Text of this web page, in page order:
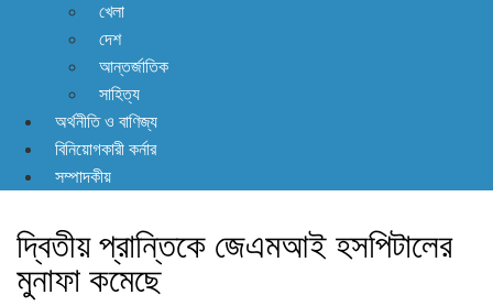
খেলা
দেশ
আন্তর্জাতিক
সাহিত্য
অর্থনীতি ও বাণিজ্য
বিনিয়োগকারী কর্নার
সম্পাদকীয়
দ্বিতীয় প্রান্তিকে জেএমআই হসপিটালের
মুনাফা কমেছে